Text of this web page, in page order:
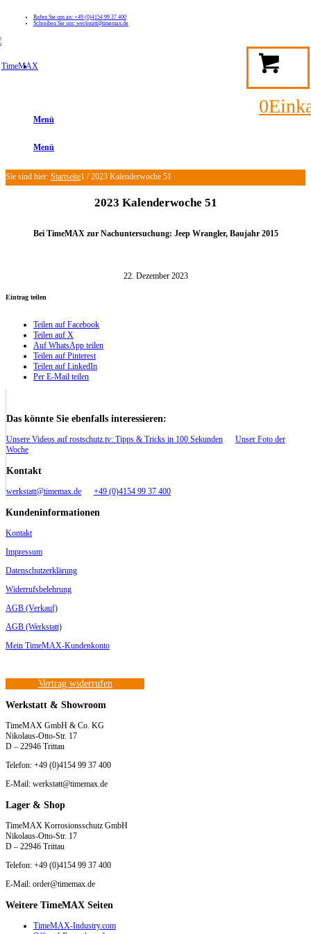
Rufen Sie uns an: +49 (0)4154 99 37 400
Schreiben Sie uns: werkstatt@timemax.de
0
Menü
Menü
Sie sind hier: Startseite1 / 2023 Kalenderwoche 51
2023 Kalenderwoche 51
Bei TimeMAX zur Nachuntersuchung: Jeep Wrangler,Baujahr 2015
22. Dezember 2023
Eintrag teilen
Teilen auf Facebook
Teilen auf X
Auf WhatsApp teilen
Teilen auf Pinterest
Teilen auf LinkedIn
Per E-Mail teilen
Das könnte Sie ebenfalls interessieren:
Unsere Videos auf rostschutz.tv: Tipps & Tricks in 100 Sekunden
Unser Foto der
Woche
Kontakt
werkstatt@timemax.de +49 (0)4154 99 37 400
Kundeninformationen
Kontakt
Impressum
Datenschutzerklärung
Widerrufsbelehrung
AGB (Verkauf)
AGB (Werkstatt)
Mein TimeMAX-Kundenkonto
Vertrag widerrufen
Werkstatt & Showroom
TimeMAX GmbH & Co. KG
Nikolaus-Otto-Str. 17
D – 22946 Trittau
Telefon: +49 (0)4154 99 37 400
E-Mail: werkstatt@timemax.de
Lager & Shop
TimeMAX Korrosionsschutz GmbH
Nikolaus-Otto-Str. 17
D – 22946 Trittau
Telefon: +49 (0)4154 99 37 400
E-Mail: order@timemax.de
Weitere TimeMAX Seiten
TimeMAX-Industry.com